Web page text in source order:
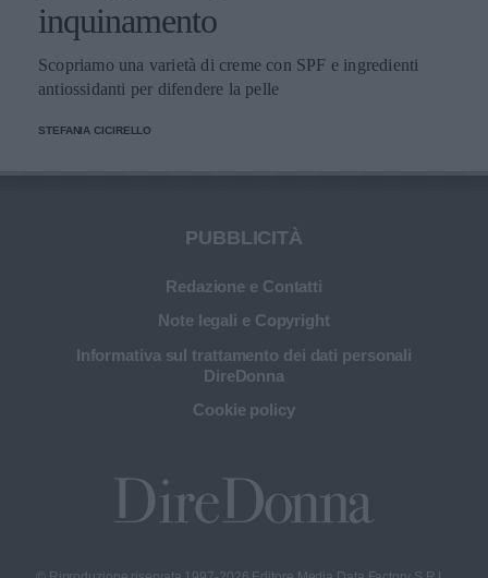
inquinamento
Scopriamo una varietà di creme con SPF e ingredienti
antiossidanti per difendere la pelle
STEFANIA CICIRELLO
PUBBLICITÀ
Redazione e Contatti
Note legali e Copyright
Informativa sul trattamento dei dati personali
DireDonna
Cookie policy